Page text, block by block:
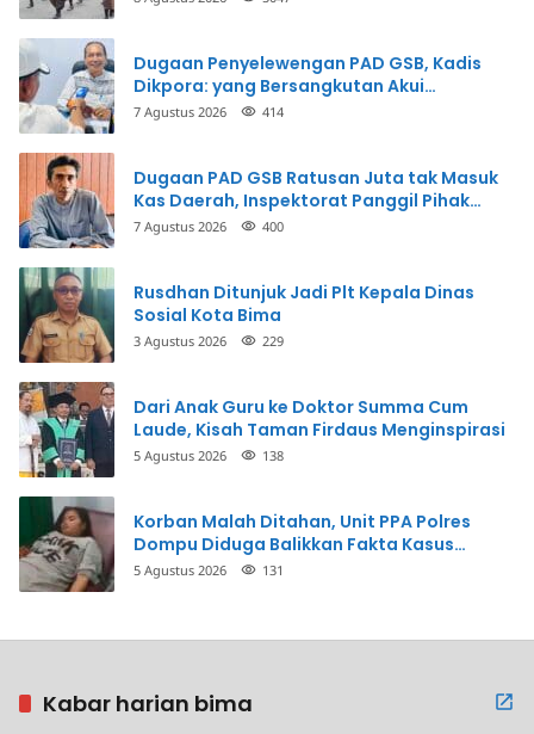
Dugaan Penyelewengan PAD GSB, Kadis
Dikpora: yang Bersangkutan Akui
Perbuatannya dan Siap Mengembalikan
7 Agustus 2026 414
Dugaan PAD GSB Ratusan Juta tak Masuk
Kas Daerah, Inspektorat Panggil Pihak
Terkait
7 Agustus 2026 400
Rusdhan Ditunjuk Jadi Plt Kepala Dinas
Sosial Kota Bima
3 Agustus 2026 229
Dari Anak Guru ke Doktor Summa Cum
Laude, Kisah Taman Firdaus Menginspirasi
5 Agustus 2026 138
Korban Malah Ditahan, Unit PPA Polres
Dompu Diduga Balikkan Fakta Kasus
Penganiayaan
5 Agustus 2026 131
Kabar harian bima